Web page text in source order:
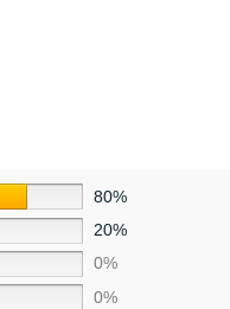
80%
20%
0%
0%